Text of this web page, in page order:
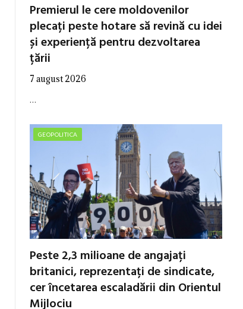
Premierul le cere moldovenilor
plecați peste hotare să revină cu idei
și experiență pentru dezvoltarea
țării
7 august 2026
…
GEOPOLITICA
Peste 2,3 milioane de angajați
britanici, reprezentați de sindicate,
cer încetarea escaladării din Orientul
Mijlociu